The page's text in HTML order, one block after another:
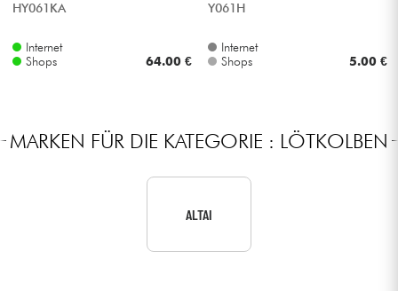
Blasinstrumente
HY061KA
Internet
Shops
64.00 €
Y061H
Internet
Shops
5.00 €
MARKEN FÜR DIE KATEGORIE : LÖTKOLBEN
ALTAI